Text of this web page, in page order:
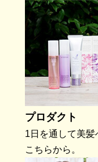
プロダクト
1日を通して美
こちらから。